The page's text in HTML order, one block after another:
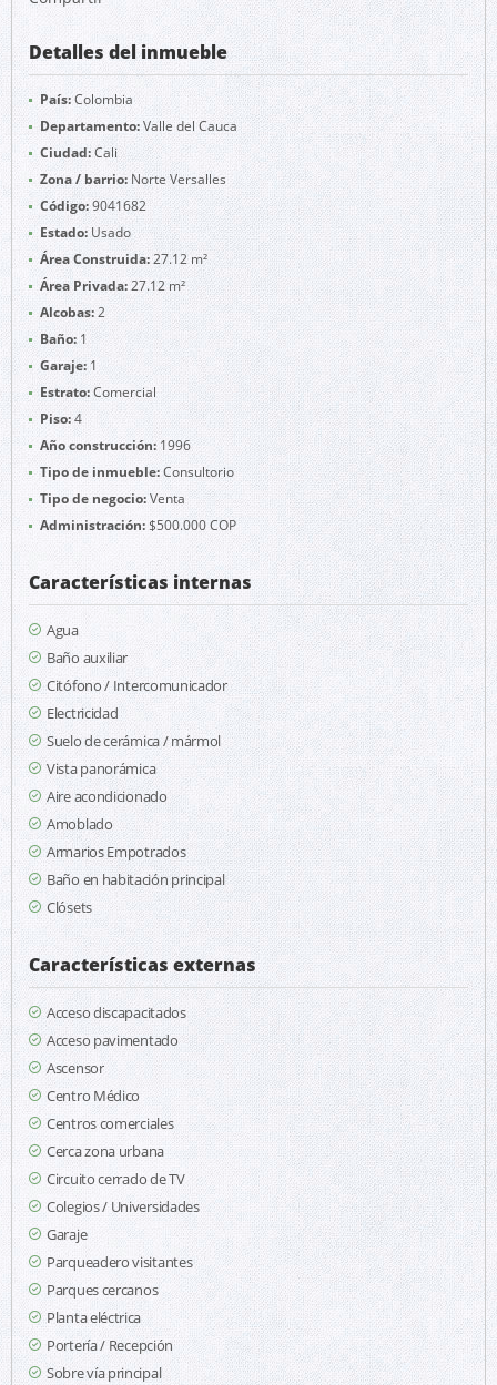
Detalles del inmueble
País:Colombia
Departamento:Valle del Cauca
Ciudad:Cali
Zona / barrio: Norte Versalles
Código:9041682
Estado:Usado
Área Construida:27.12 m²
Área Privada:27.12 m²
Alcobas:2
Baño:1
Garaje: 1
Estrato:Comercial
Piso:4
Año construcción:1996
Tipo de inmueble:Consultorio
Tipo de negocio:Venta
Administración:$500.000 COP
Características internas
Agua
Baño auxiliar
Citófono / Intercomunicador
Electricidad
Suelo de cerámica / mármol
Vista panorámica
Aire acondicionado
Amoblado
Armarios Empotrados
Baño en habitación principal
Clósets
Características externas
Acceso discapacitados
Acceso pavimentado
Ascensor
Centro Médico
Centros comerciales
Cerca zona urbana
Circuito cerrado de TV
Colegios / Universidades
Garaje
Parqueadero visitantes
Parques cercanos
Planta eléctrica
Portería / Recepción
Sobre vía principal